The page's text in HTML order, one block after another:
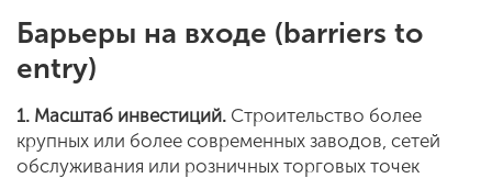
Барьеры на входе (barriers to
entry)
1. Масштаб инвестиций. Строительство более
крупных или более современных заводов, сетей
обслуживания или розничных торговых точек